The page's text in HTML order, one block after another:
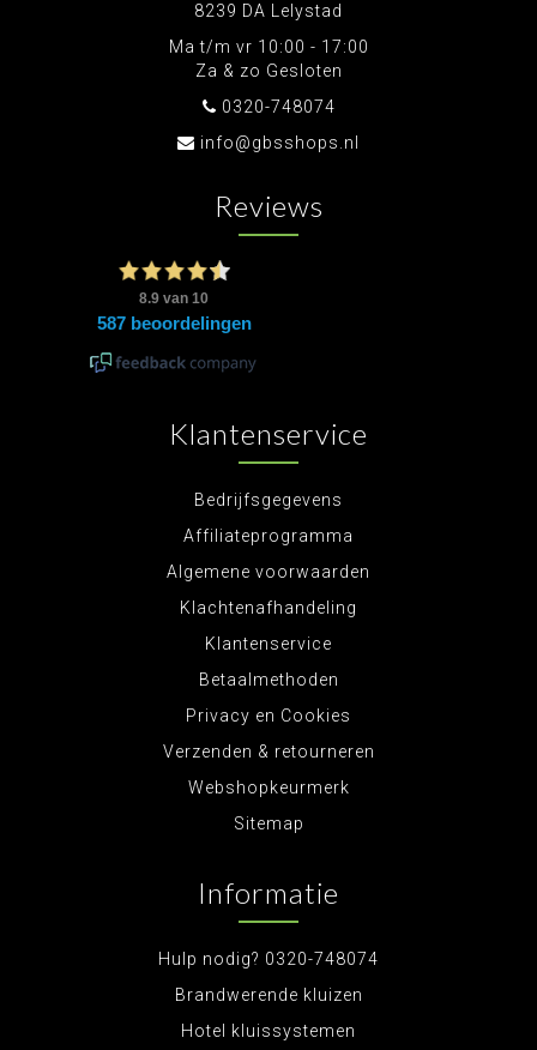
8239 DA Lelystad
Ma t/m vr 10:00 - 17:00
Za & zo Gesloten
0320-748074
info@gbsshops.nl
Reviews
Klantenservice
Bedrijfsgegevens
Affiliateprogramma
Algemene voorwaarden
Klachtenafhandeling
Klantenservice
Betaalmethoden
Privacy en Cookies
Verzenden & retourneren
Webshopkeurmerk
Sitemap
Informatie
Hulp nodig? 0320-748074
Brandwerende kluizen
Hotel kluissystemen